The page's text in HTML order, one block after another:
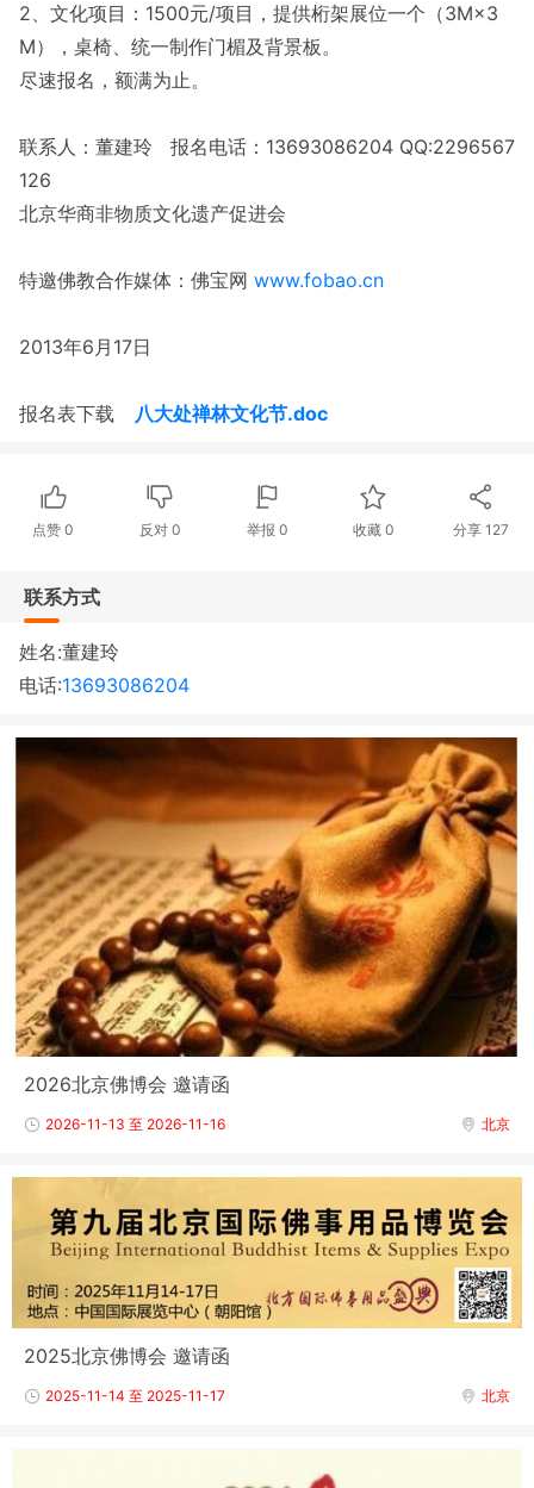
2、 文化项目： 1500元/项目，提供桁架展位一个（3M×3
M），桌椅、统一制作门楣及背景板。
尽速报名，额满为止。
联系人：董建玲
报名电话：13693086204 QQ:2296567
126
北京华商非物质文化遗产促进会
特邀佛教合作媒体：佛宝网 www.fobao.cn
2013年6月17日
报名表下载 八大处禅林文化节.doc
点赞0 反对 0 举报 0 收藏 0 分享 127
联系方式
姓名:董建玲
电话:13693086204
2026北京佛博会 邀请函
北京
2026-11-13 至 2026-11-16
2025北京佛博会 邀请函
北京
2025-11-14 至 2025-11-17